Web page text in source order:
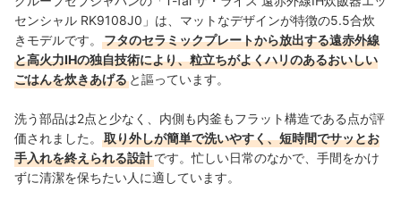
簡単に選べるように、性能はもちろん省エネ性能やお手
入れのしやすさまでひとつひとつ丁寧に確認しながらコ
ンテンツ制作を行う。
田丸大暉（Hiroki Tamaru）のプロフィール
センシャル RK9108J0」は、マットなデザインが特徴の5.5合炊
きモデルです。
フタのセラミックプレートから放出する遠赤外線
と高火力IHの独自技術により、粒立ちがよくハリのあるおいしい
ごはんを炊きあげる と謳っています。
洗う部品は2点と少なく、内側も内釜もフラット構造である点が評
価されました。
取り外しが簡単で洗いやすく、短時間でサッとお
手入れを終えられる設計です。忙しい日常のなかで、手間をかけ
ずに清潔を保ちたい人に適しています。